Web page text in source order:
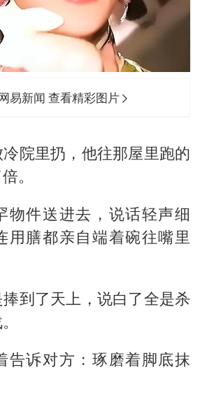
易新闻 查看精彩图片
院里扔，他往那屋里跑的
。
物件送进去，说话轻声细
用膳都亲自端着碗往嘴里
到了天上，说白了全是杀
告诉对方：琢磨着脚底抹